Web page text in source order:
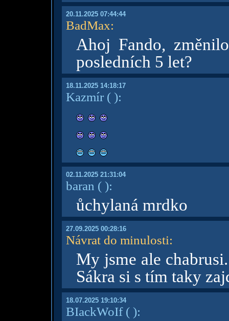
20.11.2025 07:44:44
BadMax:
Ahoj Fando,
posledních 5 let?
18.11.2025 14:18:17
Kazmír( ):
02.11.2025 21:31:04
baran ( ):
ůchylaná mrdko
27.09.2025 00:28:16
Návrat do minulosti:
My jsme ale
Sákra si s tím taky
18.07.2025 19:10:34
BIackWoIf( ):